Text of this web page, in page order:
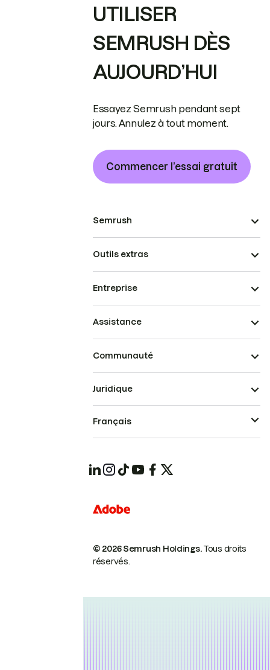
UTILISER
SEMRUSH DÈS
AUJOURD’HUI
Essayez Semrush pendant sept
jours. Annulez à tout moment.
Commencer l’essai gratuit
Semrush
Outils extras
Entreprise
Assistance
Communauté
© 2026 Semrush Holdings.Tous droits
réservés.
Juridique
Français